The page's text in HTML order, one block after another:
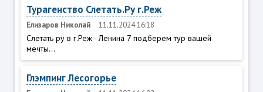
Турагенство Слетать.Ру г.Реж
Елизаров Николай 11.11.2024 16:18
Слетать ру в г.Реж - Ленина 7 подберем тур вашей
мечты...
Глэмпинг Лесогорье